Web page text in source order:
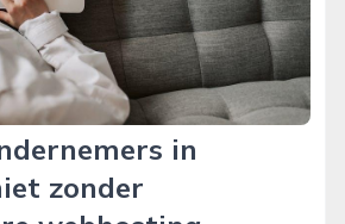
in
zonder